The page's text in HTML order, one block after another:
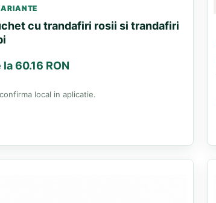
cu trandafiri rosii si trandafiri
la 60.16 RON
local in aplicatie.